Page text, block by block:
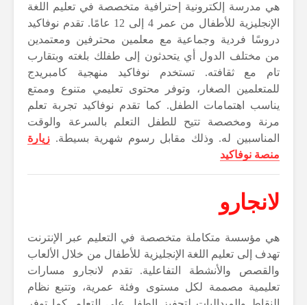
هي مدرسة إلكترونية إحترافية متخصصة في تعليم اللغة
الإنجليزية للأطفال من عمر 4 إلى 12 عامًا. تقدم نوفاكيد
دروسًا فردية وجماعية مع معلمين محترفين ومعتمدين
من مختلف الدول أي يتحدثون إلى طفلك بلغته وبتقارب
تام مع ثقافته. تستخدم نوفاكيد منهجية كامبريدج
للمتعلمين الصغار، وتوفر محتوى تعليمي متنوع وممتع
يناسب اهتمامات الطفل. كما تقدم نوفاكيد تجربة تعلم
مرنة ومخصصة تتيح للطفل التعلم بالسرعة والوقت
المناسبين له. وذلك مقابل رسوم شهرية بسيطة. زيارة
منصة نوفاكيد
لانجارو
هي مؤسسة متكاملة متخصصة في التعليم عبر الإنترنت
تهدف إلى تعليم اللغة الإنجليزية للأطفال من خلال الألعاب
والقصص والأنشطة التفاعلية. تقدم لانجارو مسارات
تعليمية مصممة لكل مستوى وفئة عمرية، وتتبع نظام